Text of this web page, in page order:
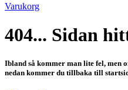
Varukorg
404... Sidan
Ibland så kommer man lite fel, men
nedan kommer du tillbaka till